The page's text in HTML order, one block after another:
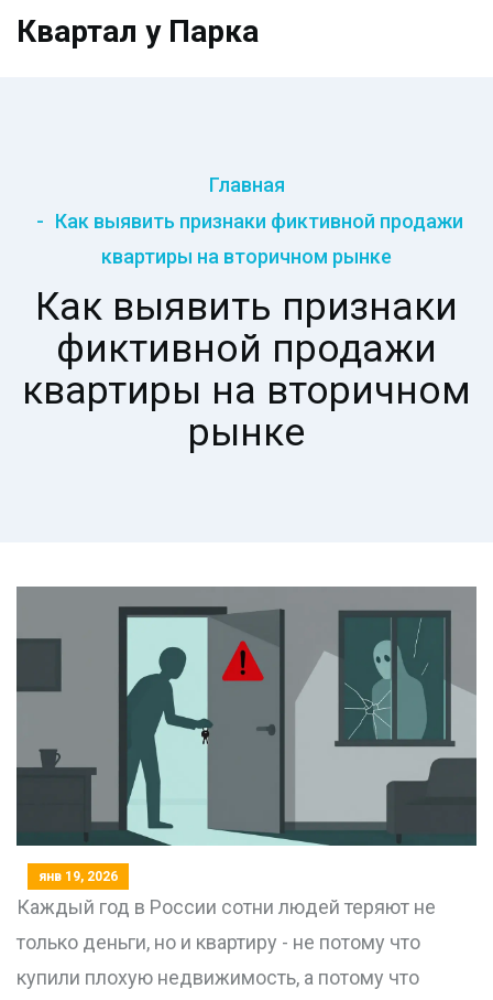
Квартал у Парка
Главная
Как выявить признаки фиктивной продажи
квартиры на вторичном рынке
Как выявить признаки
фиктивной продажи
квартиры на вторичном
рынке
янв 19, 2026
Каждый год в России сотни людей теряют не
только деньги, но и квартиру - не потому что
купили плохую недвижимость, а потому что